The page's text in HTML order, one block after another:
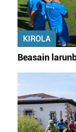
KIROLA
Beasain